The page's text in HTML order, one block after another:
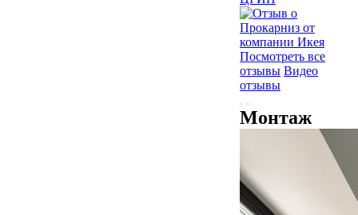
Посмотреть все
отзывы Видео
отзывы
Монтаж